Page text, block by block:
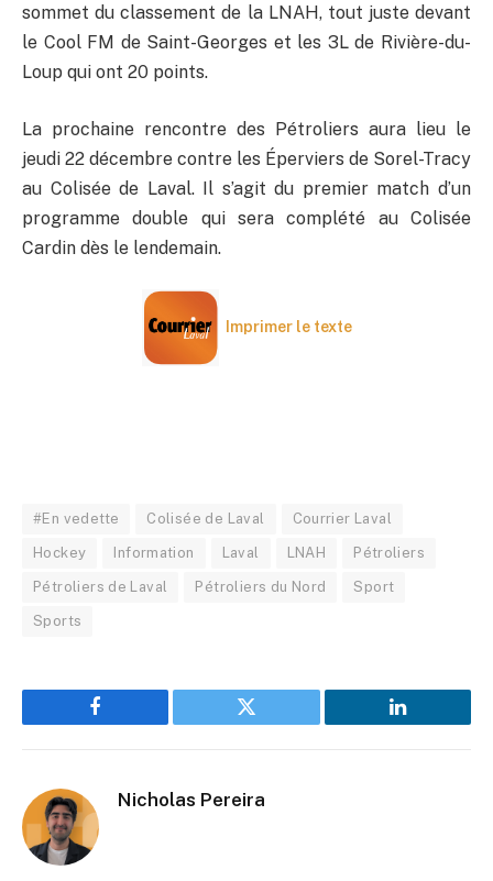
sommet du classement de la LNAH, tout juste devant
le Cool FM de Saint-Georges et les 3L de Rivière-du-
Loup qui ont 20 points.
La prochaine rencontre des Pétroliers aura lieu le
jeudi 22 décembre contre les Éperviers de Sorel-Tracy
au Colisée de Laval. Il s’agit du premier match d’un
programme double qui sera complété au Colisée
Cardin dès le lendemain.
Imprimer le texte
#En vedette Colisée de Laval Courrier Laval
Hockey Information Laval LNAH Pétroliers
Pétroliers de Laval Pétroliers du Nord Sport
Sports
Facebook Twitter LinkedIn
Nicholas Pereira